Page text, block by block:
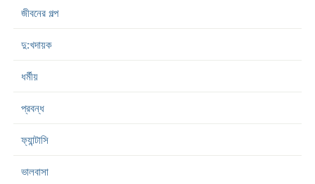
জীবনের গল্প
দু:খদায়ক
ধর্মীয়
প্রবন্ধ
ফ্যান্টাসি
ভালবাসা